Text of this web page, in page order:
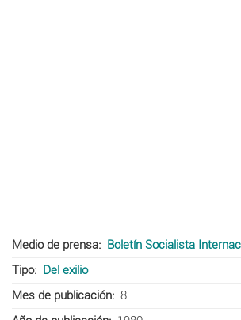
Medio de prensa
Boletín Socialista
Tipo
Del exilio
Mes de publicación
8